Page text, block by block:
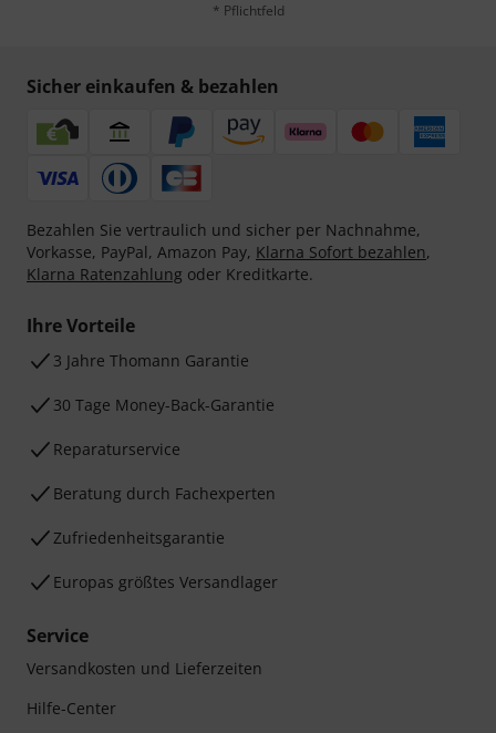
* Pflichtfeld
Sicher einkaufen & bezahlen
Bezahlen Sie vertraulich und sicher per Nachnahme,
Vorkasse, PayPal, Amazon Pay, Klarna Sofort bezahlen,
Klarna Ratenzahlung oder Kreditkarte.
Ihre Vorteile
3 Jahre Thomann Garantie
30 Tage Money-Back-Garantie
Reparaturservice
Beratung durch Fachexperten
Zufriedenheitsgarantie
Europas größtes Versandlager
Service
Versandkosten und Lieferzeiten
Hilfe-Center